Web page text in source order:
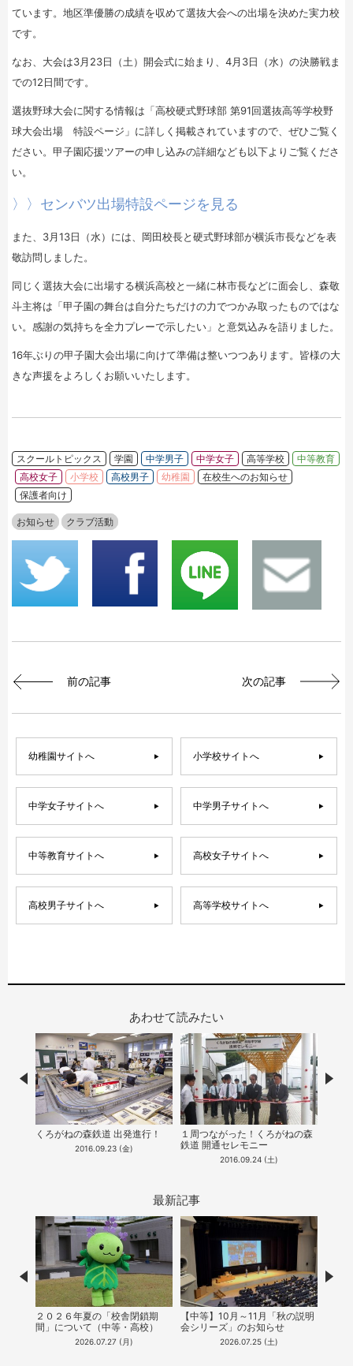
ています。地区準優勝の成績を収めて選抜大会への出場を決めた実力校
です。
なお、大会は3月23日（土）開会式に始まり、4月3日（水）の決勝戦ま
での12日間です。
選抜野球大会に関する情報は「高校硬式野球部 第91回選抜高等学校野
球大会出場 特設ページ」に詳しく掲載されていますので、ぜひご覧く
ださい。甲子園応援ツアーの申し込みの詳細なども以下よりご覧くださ
い。
〉〉センバツ出場特設ページを見る
また、3月13日（水）には、岡田校長と硬式野球部が横浜市長などを表
敬訪問しました。
同じく選抜大会に出場する横浜高校と一緒に林市長などに面会し、森敬
斗主将は「甲子園の舞台は自分たちだけの力でつかみ取ったものではな
い。感謝の気持ちを全力プレーで示したい」と意気込みを語りました。
16年ぶりの甲子園大会出場に向けて準備は整いつつあります。皆様の大
きな声援をよろしくお願いいたします。
スクールトピックス 学園 中学男子 中学女子 高等学校
中等教育
高校女子
小学校 高校男子 幼稚園
在校生へのお知らせ
保護者向け
お知らせ クラブ活動
前の記事 次の記事
幼稚園サイトへ 小学校サイトへ
中学女子サイトへ 中学男子サイトへ
中等教育サイトへ 高校女子サイトへ
高校男子サイトへ 高等学校サイトへ
あわせて読みたい
くろがねの森鉄道 出発進行！
2016.09.23 (金)
１周つながった！くろがねの森
鉄道 開通セレモニー
2016.09.24 (土)
Prev
最新記事
２０２６年夏の「校舎閉鎖期
間」について（中等・高校）
2026.07.27 (月)
【中等】10月～11月「秋の説明
会シリーズ」のお知らせ
2026.07.25 (土)
Prev